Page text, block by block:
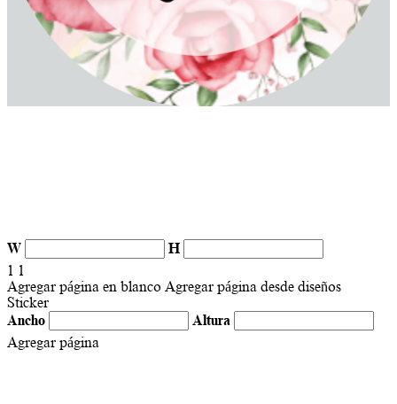
W
H
1 1
Agregar página en blanco Agregar página desde diseños
Sticker
Ancho
Altura
Agregar página